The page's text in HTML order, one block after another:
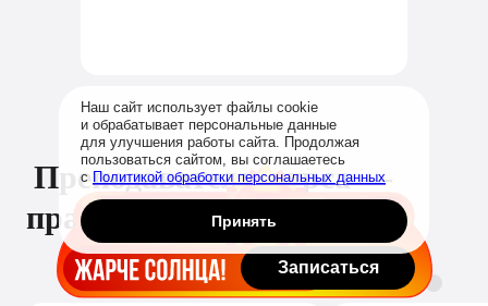
Преподаватели курса —
практикующие эксперты
Записаться
Принять
Наш сайт использует файлы cookie
и обрабатывает персональные данные
для улучшения работы сайта. Продолжая
пользоваться сайтом, вы соглашаетесь
с Политикой обработки персональных данных